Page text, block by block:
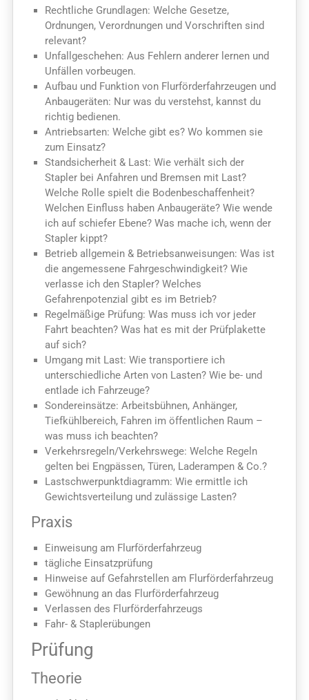
Rechtliche Grundlagen: Welche Gesetze,
Ordnungen, Verordnungen und Vorschriften sind
relevant?
Unfallgeschehen: Aus Fehlern anderer lernen und
Unfällen vorbeugen.
Aufbau und Funktion von Flurförderfahrzeugen und
Anbaugeräten: Nur was du verstehst, kannst du
richtig bedienen.
Antriebsarten: Welche gibt es? Wo kommen sie
zum Einsatz?
Standsicherheit & Last: Wie verhält sich der
Stapler bei Anfahren und Bremsen mit Last?
Welche Rolle spielt die Bodenbeschaffenheit?
Welchen Einfluss haben Anbaugeräte? Wie wende
ich auf schiefer Ebene? Was mache ich, wenn der
Stapler kippt?
Betrieb allgemein & Betriebsanweisungen: Was ist
die angemessene Fahrgeschwindigkeit? Wie
verlasse ich den Stapler? Welches
Gefahrenpotenzial gibt es im Betrieb?
Regelmäßige Prüfung: Was muss ich vor jeder
Fahrt beachten? Was hat es mit der Prüfplakette
auf sich?
Umgang mit Last: Wie transportiere ich
unterschiedliche Arten von Lasten? Wie be- und
entlade ich Fahrzeuge?
Sondereinsätze: Arbeitsbühnen, Anhänger,
Tiefkühlbereich, Fahren im öffentlichen Raum –
was muss ich beachten?
Verkehrsregeln/Verkehrswege: Welche Regeln
gelten bei Engpässen, Türen, Laderampen & Co.?
Lastschwerpunktdiagramm: Wie ermittle ich
Gewichtsverteilung und zulässige Lasten?
Praxis
Einweisung am Flurförderfahrzeug
tägliche Einsatzprüfung
Hinweise auf Gefahrstellen am Flurförderfahrzeug
Gewöhnung an das Flurförderfahrzeug
Verlassen des Flurförderfahrzeugs
Fahr- & Staplerübungen
Prüfung
Theorie